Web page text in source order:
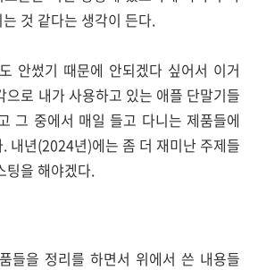
것 같다는 생각이 든다.
안썼기 때문에 안되겠다 싶어서 이거
으로 내가 사용하고 있는 애플 단말기들
그 중에서 매일 들고 다니는 제품들에
내년(2024년)에는 좀 더 재미난 주제들
팅을 해야겠다.
들을 정리를 하면서 위에서 쓴 내용들